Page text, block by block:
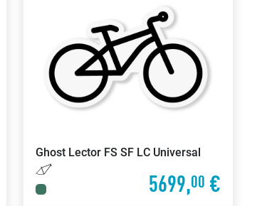
Ghost Lector FS SF LC Universal
5699,00 €